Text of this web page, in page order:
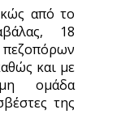
από το
18
και με
ομάδα
της